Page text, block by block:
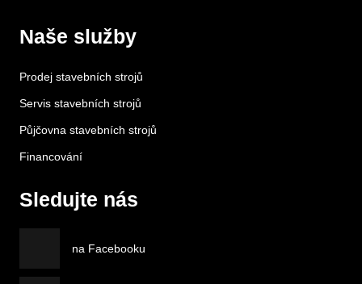
Naše služby
Prodej stavebních strojů
Servis stavebních strojů
Půjčovna stavebních strojů
Financování
Sledujte nás
na Facebooku